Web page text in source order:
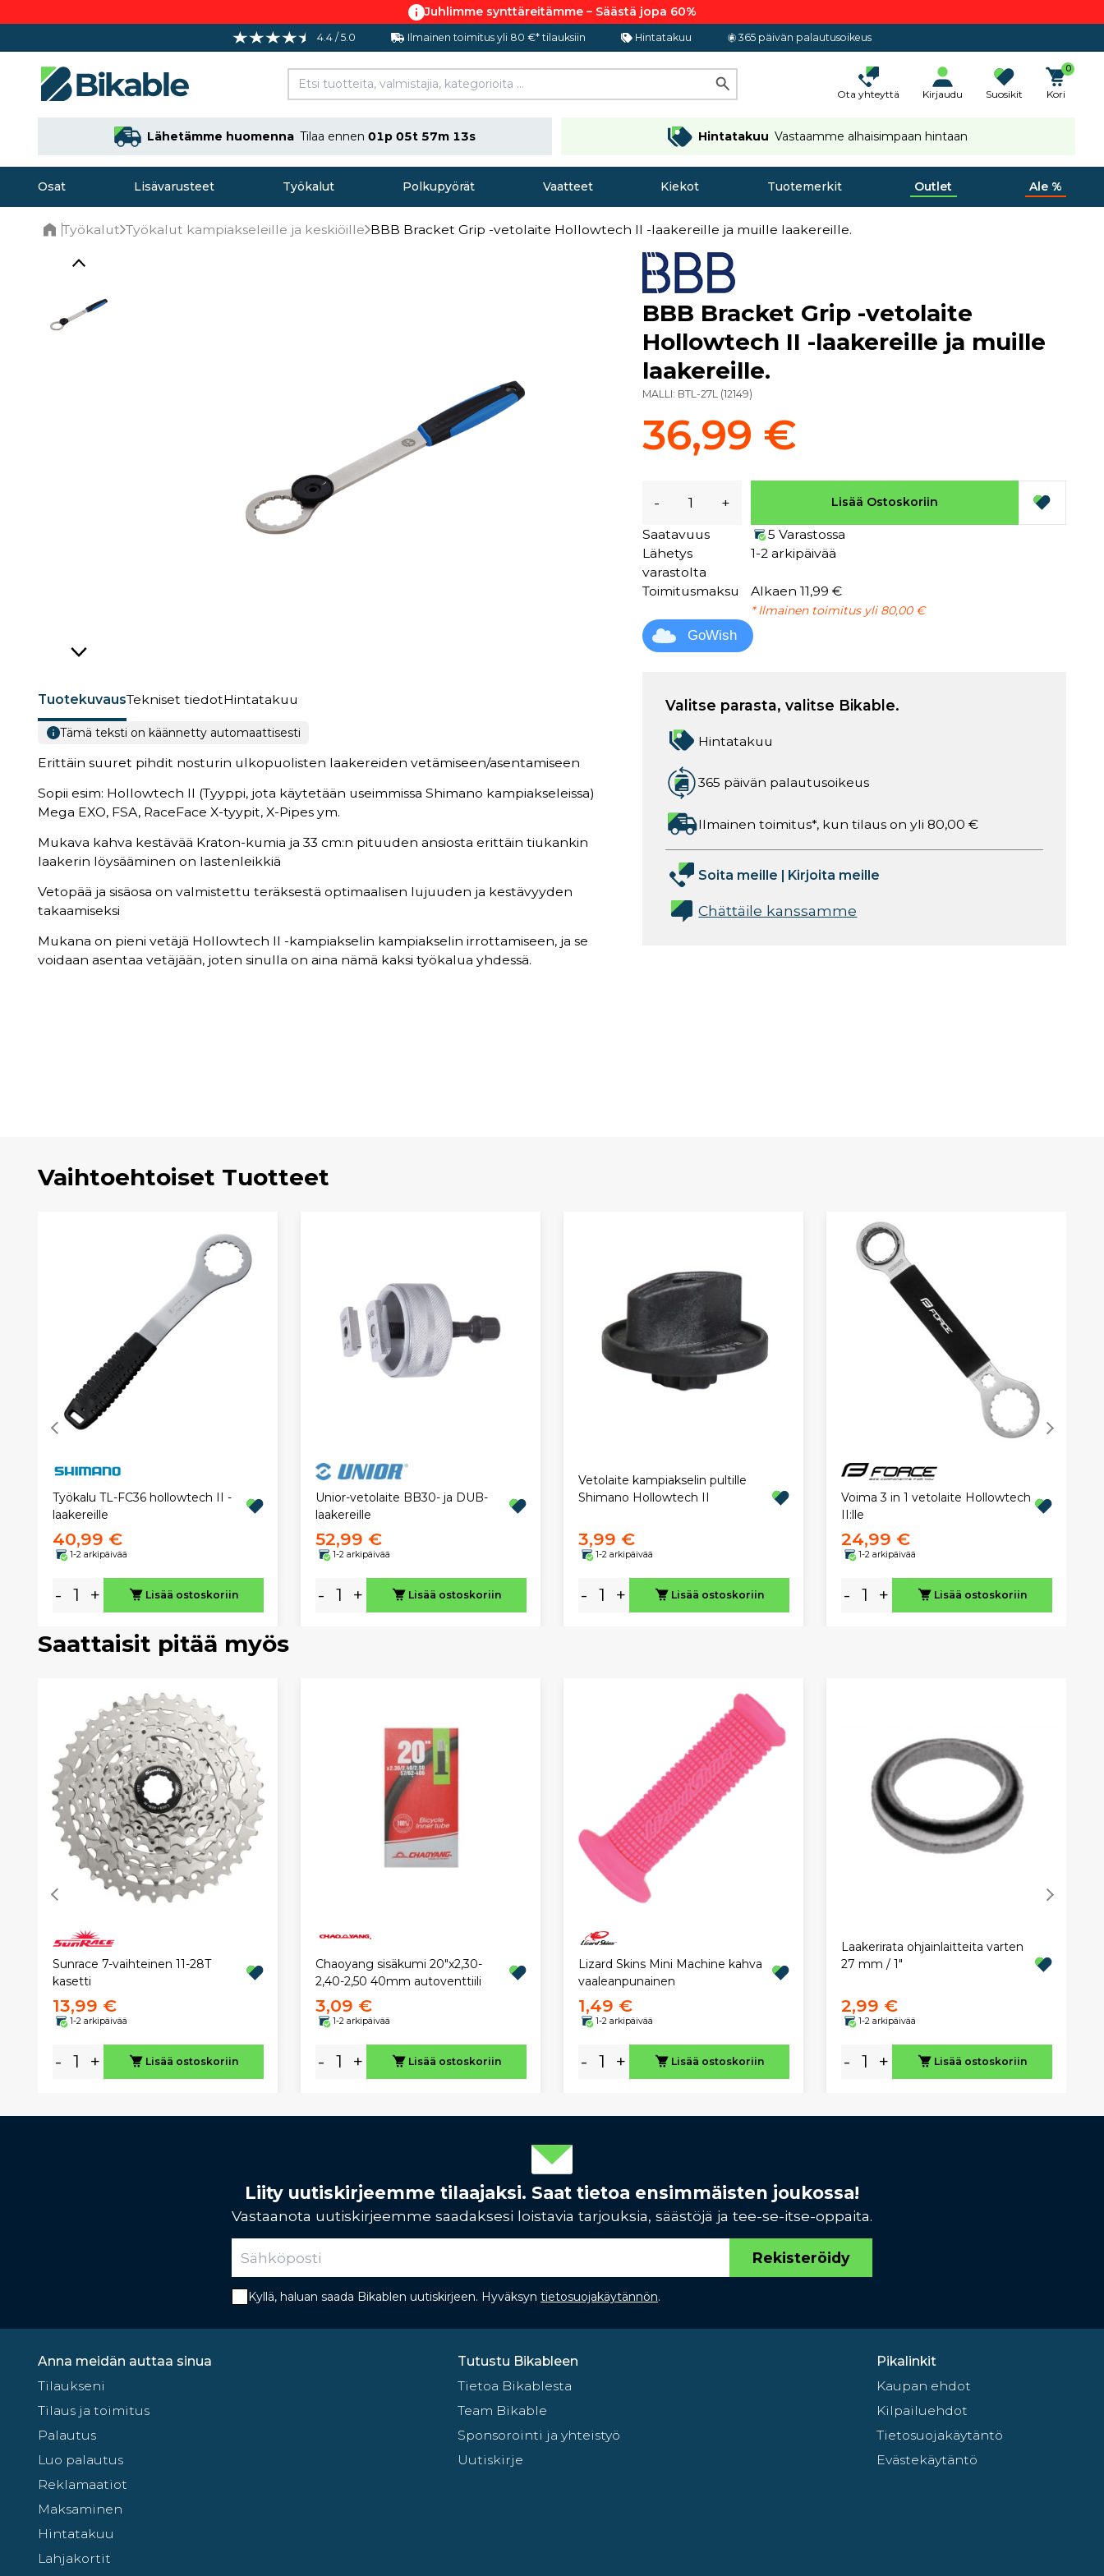
Juhlimme synttäreitämme – Säästä jopa 60%
4.4 / 5.0 Ilmainen toimitus yli 80 €* tilauksiin Hintatakuu 365 päivän palautusoikeus
Ota yhteyttä Kirjaudu Suosikit
0
Kori
Lähetämme huomenna Tilaa ennen 01p 05t 57m 12s Hintatakuu Vastaamme alhaisimpaan hintaan
Osat Lisävarusteet Työkalut Polkupyörät Vaatteet Kiekot Tuotemerkit Outlet Ale %
Työkalut Työkalut kampiakseleille ja keskiöille BBB Bracket Grip -vetolaite Hollowtech II -laakereille ja muille laakereille.
TuotekuvausTekniset tiedotHintatakuu
Tämä teksti on käännetty automaattisesti
Erittäin suuret pihdit nosturin ulkopuolisten laakereiden vetämiseen/asentamiseen
Sopii esim: Hollowtech II (Tyyppi, jota käytetään useimmissa Shimano kampiakseleissa)
Mega EXO, FSA, RaceFace X-tyypit, X-Pipes ym.
Mukava kahva kestävää Kraton-kumia ja 33 cm:n pituuden ansiosta erittäin tiukankin
laakerin löysääminen on lastenleikkiä
Vetopää ja sisäosa on valmistettu teräksestä optimaalisen lujuuden ja kestävyyden
takaamiseksi
Mukana on pieni vetäjä Hollowtech II -kampiakselin kampiakselin irrottamiseen, ja se
voidaan asentaa vetäjään, joten sinulla on aina nämä kaksi työkalua yhdessä.
BBB Bracket Grip -vetolaite
Hollowtech II -laakereille ja muille
laakereille.
MALLI: BTL-27L (12149)
36,99 €
- + Lisää Ostoskoriin
Saatavuus
5 Varastossa
Lähetys
varastolta
1-2 arkipäivää
Toimitusmaksu Alkaen 11,99 €
* Ilmainen toimitus yli 80,00 €
GoWish
Valitse parasta, valitse Bikable.
Hintatakuu
365 päivän palautusoikeus
Ilmainen toimitus*, kun tilaus on yli 80,00 €
Soita meille | Kirjoita meille
Chättäile kanssamme
Vaihtoehtoiset Tuotteet
Työkalu TL-FC36 hollowtech II -
laakereille
40,99 €
1-2 arkipäivää
- + Lisää ostoskoriin
Unior-vetolaite BB30- ja DUB-
laakereille
52,99 €
1-2 arkipäivää
- + Lisää ostoskoriin
Vetolaite kampiakselin pultille
Shimano Hollowtech II
3,99 €
1-2 arkipäivää
- + Lisää ostoskoriin
Voima 3 in 1 vetolaite Hollowtech
II:lle
24,99 €
1-2 arkipäivää
- + Lisää ostoskoriin
Saattaisit pitää myös
Sunrace 7-vaihteinen 11-28T
kasetti
13,99 €
1-2 arkipäivää
- + Lisää ostoskoriin
Chaoyang sisäkumi 20"x2,30-
2,40-2,50 40mm autoventtiili
3,09 €
1-2 arkipäivää
- + Lisää ostoskoriin
Lizard Skins Mini Machine kahva
vaaleanpunainen
1,49 €
1-2 arkipäivää
- + Lisää ostoskoriin
Laakerirata ohjainlaitteita varten
27 mm / 1"
2,99 €
1-2 arkipäivää
- + Lisää ostoskoriin
Liity uutiskirjeemme tilaajaksi. Saat tietoa ensimmäisten joukossa!
Vastaanota uutiskirjeemme saadaksesi loistavia tarjouksia, säästöjä ja tee-se-itse-oppaita.
Rekisteröidy
Kyllä, haluan saada Bikablen uutiskirjeen. Hyväksyn tietosuojakäytännön.
Anna meidän auttaa sinua
Tilaukseni
Tilaus ja toimitus
Palautus
Luo palautus
Reklamaatiot
Maksaminen
Hintatakuu
Lahjakortit
Tutustu Bikableen
Tietoa Bikablesta
Team Bikable
Sponsorointi ja yhteistyö
Uutiskirje
Pikalinkit
Kaupan ehdot
Kilpailuehdot
Tietosuojakäytäntö
Evästekäytäntö